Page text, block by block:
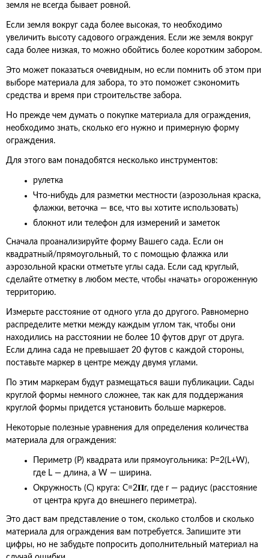
земля не всегда бывает ровной.
Если земля вокруг сада более высокая, то необходимо
увеличить высоту садового ограждения. Если же земля вокруг
сада более низкая, то можно обойтись более коротким забором.
Это может показаться очевидным, но если помнить об этом при
выборе материала для забора, то это поможет сэкономить
средства и время при строительстве забора.
Но прежде чем думать о покупке материала для ограждения,
необходимо знать, сколько его нужно и примерную форму
ограждения.
Для этого вам понадобятся несколько инструментов:
рулетка
Что-нибудь для разметки местности (аэрозольная краска,
флажки, веточка — все, что вы хотите использовать)
блокнот или телефон для измерений и заметок
Сначала проанализируйте форму Вашего сада. Если он
квадратный/прямоугольный, то с помощью флажка или
аэрозольной краски отметьте углы сада. Если сад круглый,
сделайте отметку в любом месте, чтобы «начать» огороженную
территорию.
Измерьте расстояние от одного угла до другого. Равномерно
распределите метки между каждым углом так, чтобы они
находились на расстоянии не более 10 футов друг от друга.
Если длина сада не превышает 20 футов с каждой стороны,
поставьте маркер в центре между двумя углами.
По этим маркерам будут размещаться ваши публикации. Сады
круглой формы немного сложнее, так как для поддержания
круглой формы придется установить больше маркеров.
Некоторые полезные уравнения для определения количества
материала для ограждения:
Периметр (P) квадрата или прямоугольника: P=2(L+W),
где L — длина, а W — ширина.
Окружность (C) круга: C=2𝚷r, где r — радиус (расстояние
от центра круга до внешнего периметра).
Это даст вам представление о том, сколько столбов и сколько
материала для ограждения вам потребуется. Запишите эти
цифры, но не забудьте попросить дополнительный материал на